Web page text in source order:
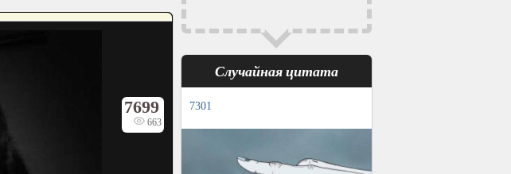
7699
663
Случайная цитата
7301